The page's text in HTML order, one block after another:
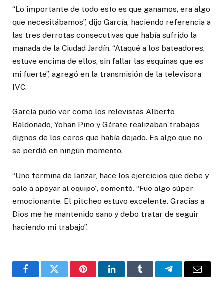
“Lo importante de todo esto es que ganamos, era algo
que necesitábamos”, dijo García, haciendo referencia a
las tres derrotas consecutivas que había sufrido la
manada de la Ciudad Jardín. “Ataqué a los bateadores,
estuve encima de ellos, sin fallar las esquinas que es
mi fuerte”, agregó en la transmisión de la televisora
IVC.
García pudo ver como los relevistas Alberto
Baldonado, Yohan Pino y Gárate realizaban trabajos
dignos de los ceros que había dejado. Es algo que no
se perdió en ningún momento.
“Uno termina de lanzar, hace los ejercicios que debe y
sale a apoyar al equipo”, comentó. “Fue algo súper
emocionante. El pitcheo estuvo excelente. Gracias a
Dios me he mantenido sano y debo tratar de seguir
haciendo mi trabajo”.
FacebookTwitter PinterestLinkedInTumblr TelegramEmail